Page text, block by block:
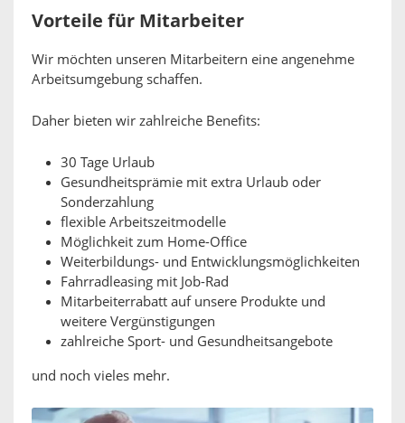
Vorteile für Mitarbeiter
Wir möchten unseren Mitarbeitern eine angenehme
Arbeitsumgebung schaffen.
Daher bieten wir zahlreiche Benefits:
30 Tage Urlaub
Gesundheitsprämie mit extra Urlaub oder
Sonderzahlung
flexible Arbeitszeitmodelle
Möglichkeit zum Home-Office
Weiterbildungs- und Entwicklungsmöglichkeiten
Fahrradleasing mit Job-Rad
Mitarbeiterrabatt auf unsere Produkte und
weitere Vergünstigungen
zahlreiche Sport- und Gesundheitsangebote
und noch vieles mehr.